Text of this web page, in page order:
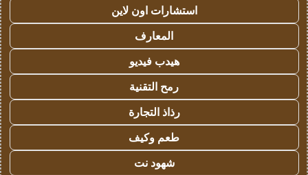
استشارات اون لاين
المعارف
هيدب فيديو
رمح التقنية
رذاذ التجارة
طعم وكيف
شهود نت